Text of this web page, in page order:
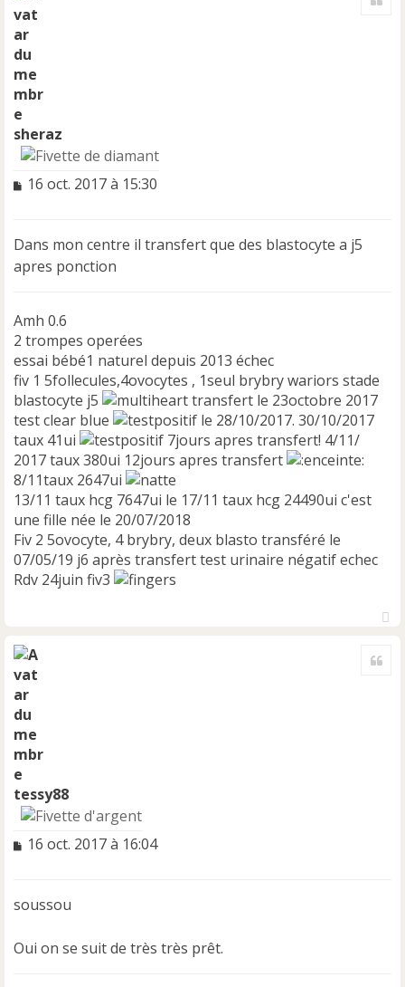
sheraz
M
a
g
o
n
l
u
16 oct. 2017 à 15:30
Dans mon centre il transfert que des blastocyte a j5
apres ponction
Amh 0.6
2 trompes operées
essai bébé1 naturel depuis 2013 échec
fiv 1 5follecules,4ovocytes , 1seul brybry wariors stade
blastocyte j5
transfert le 23octobre 2017
test clear blue
le 28/10/2017. 30/10/2017
taux 41ui
7jours apres transfert! 4/11/
2017 taux 380ui 12jours apres transfert
8/11taux 2647ui
13/11 taux hcg 7647ui le 17/11 taux hcg 24490ui c'est
une fille née le 20/07/2018
Fiv 2 5ovocyte, 4 brybry, deux blasto transféré le
07/05/19 j6 après transfert test urinaire négatif echec
Rdv 24juin fiv3
tessy88
M
a
e
16 oct. 2017 à 16:04
soussou
Oui on se suit de très très prêt.